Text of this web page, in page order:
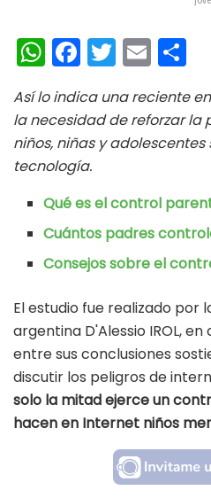
W
at
s
A
p
p
Fa
b
oo
k
T
tt
er
E
ai
l
m
p
ti
r
Así lo indica una reciente
la necesidad de reforzar la
niños, niñas y
tecnología.
Qué es el control
Cuántos padres
Consejos sobre el
El estudio fue realizado por
argentina D'Alessio IROL,
entre sus conclusiones
discutir los peligros de
solo la mitad ejerce un
hacen en Internet niños